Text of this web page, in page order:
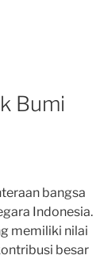
Bumi
bangsa
Indonesia.
memiliki nilai
besar